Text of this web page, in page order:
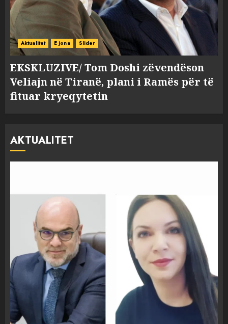
Aktualitet E jona Slider
EKSKLUZIVE/ Tom Doshi zëvendëson
Veliajn në Tiranë, plani i Ramës për të
fituar kryeqytetin
AKTUALITET